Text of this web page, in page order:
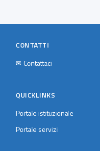
CONTATTI
✉ Contattaci
QUICKLINKS
Portale istituzionale
Portale servizi